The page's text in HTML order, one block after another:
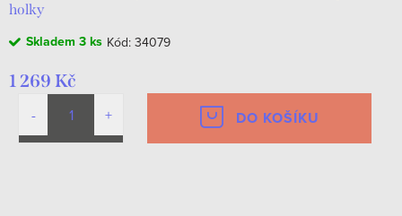
holky
Skladem 3 ks Kód: 34079
1 269 Kč
DO KOŠÍKU